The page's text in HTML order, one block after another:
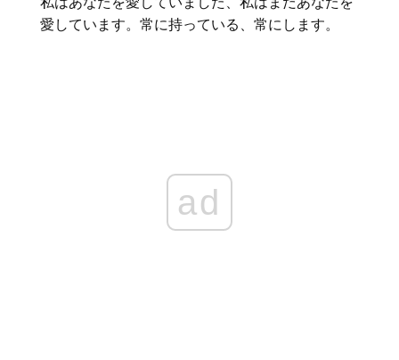
愛しています。常に持っている、常にします。
ad